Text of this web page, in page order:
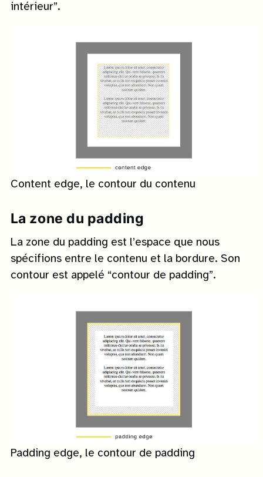
intérieur”.
Content edge, le contour du contenu
La zone du padding
La zone du padding est l’espace que nous
spécifions entre le contenu et la bordure. Son
contour est appelé “contour de padding”.
Padding edge, le contour de padding